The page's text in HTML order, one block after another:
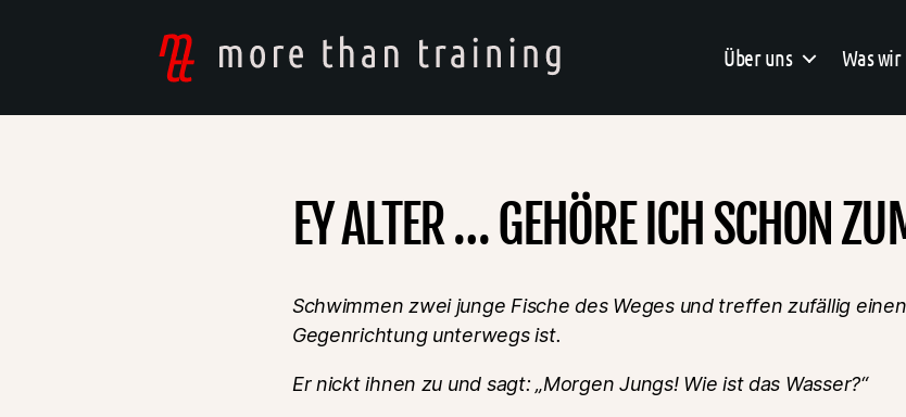
-
Über uns Was
EY ALTER … GEHÖRE ICH SCHON
Schwimmen zwei junge Fische des Weges und treffen zufällig
Gegenrichtung unterwegs ist.
Er nickt ihnen zu und sagt: „Morgen Jungs! Wie ist das Wasser?“